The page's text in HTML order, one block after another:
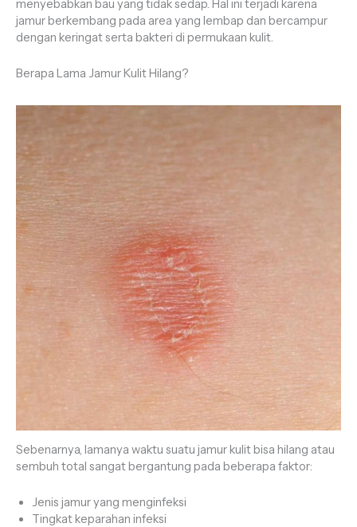
menyebabkan bau yang tidak sedap. Hal ini terjadi karena
jamur berkembang pada area yang lembap dan bercampur
dengan keringat serta bakteri di permukaan kulit.
Berapa Lama Jamur Kulit Hilang?
Sebenarnya, lamanya waktu suatu jamur kulit bisa hilang atau
sembuh total sangat bergantung pada beberapa faktor:
Jenis jamur yang menginfeksi
Tingkat keparahan infeksi